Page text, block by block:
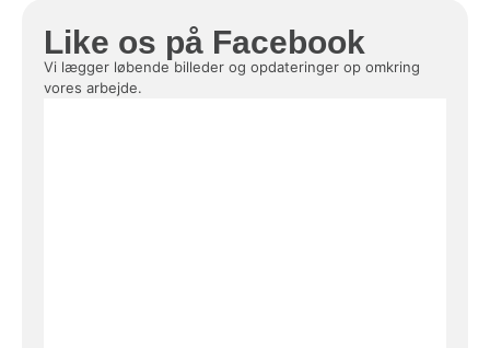
Like os på Facebook
Vi lægger løbende billeder og opdateringer op omkring
vores arbejde.